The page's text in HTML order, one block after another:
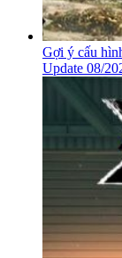
Gợi ý cấu
Update 08/